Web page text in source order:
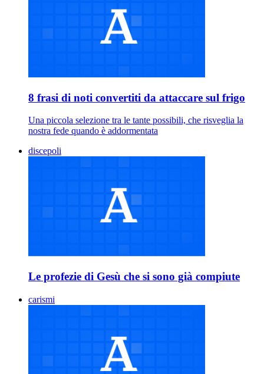
8 frasi di noti convertiti da attaccare sul frigo
Una piccola selezione tra le tante possibili, che risveglia la
nostra fede quando è addormentata
discepoli
Le profezie di Gesù che si sono già compiute
carismi